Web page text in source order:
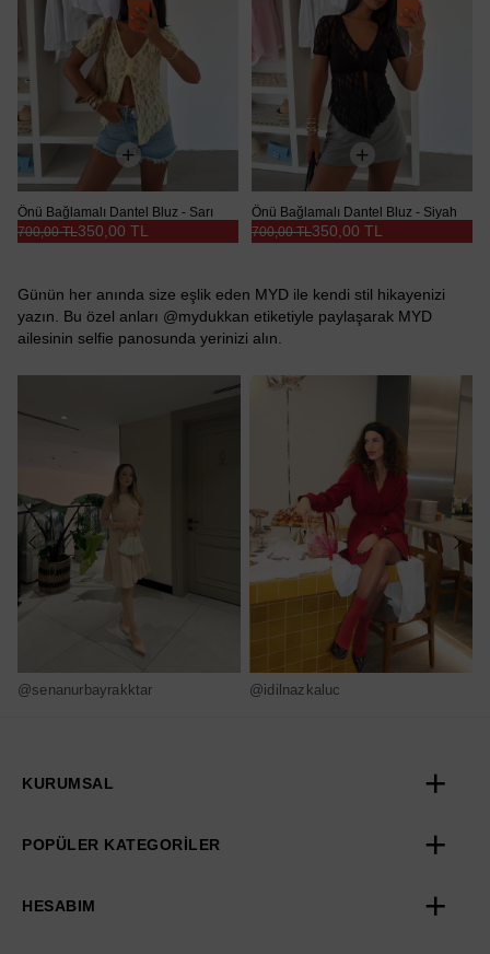
Önü Bağlamalı Dantel Bluz - Sarı
350,00 TL
700,00 TL
Önü Bağlamalı Dantel Bluz - Siyah
350,00 TL
700,00 TL
Günün her anında size eşlik eden MYD ile kendi stil hikayenizi
yazın. Bu özel anları @mydukkan etiketiyle paylaşarak MYD
ailesinin selfie panosunda yerinizi alın.
@senanurbayrakktar @idilnazkaluc
KURUMSAL
POPÜLER KATEGORİLER
HESABIM